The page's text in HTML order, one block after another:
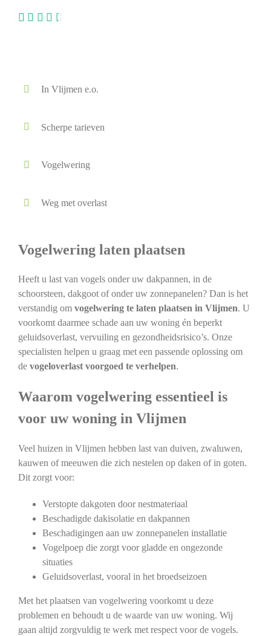
In Vlijmen e.o.
Scherpe tarieven
Vogelwering
Weg met overlast
Vogelwering laten plaatsen
Heeft u last van vogels onder uw dakpannen, in de
schoorsteen, dakgoot of onder uw zonnepanelen? Dan is het
verstandig om vogelwering te laten plaatsen in Vlijmen. U
voorkomt daarmee schade aan uw woning én beperkt
geluidsoverlast, vervuiling en gezondheidsrisico’s. Onze
specialisten helpen u graag met een passende oplossing om
de vogeloverlast voorgoed te verhelpen.
Waarom vogelwering essentieel is
voor uw woning in Vlijmen
Veel huizen in Vlijmen hebben last van duiven, zwaluwen,
kauwen of meeuwen die zich nestelen op daken of in goten.
Dit zorgt voor:
Verstopte dakgoten door nestmateriaal
Beschadigde dakisolatie en dakpannen
Beschadigingen aan uw zonnepanelen installatie
Vogelpoep die zorgt voor gladde en ongezonde
situaties
Geluidsoverlast, vooral in het broedseizoen
Met het plaatsen van vogelwering voorkomt u deze
problemen en behoudt u de waarde van uw woning. Wij
gaan altijd zorgvuldig te werk met respect voor de vogels.